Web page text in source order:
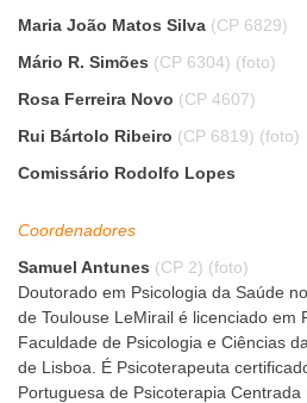
Maria João Matos Silva (CP 6829)
Mário R. Simões (CP 6304) (foto)
Rosa Ferreira Novo (CP 4607)
Rui Bártolo Ribeiro (CP 6819) (foto)
Comissário Rodolfo Lopes
Coordenadores
Samuel Antunes (CP 2) (foto)
Doutorado em Psicologia da Saúde
de Toulouse LeMirail é licenciado em
Faculdade de Psicologia e Ciências
de Lisboa. É Psicoterapeuta
Portuguesa de Psicoterapia